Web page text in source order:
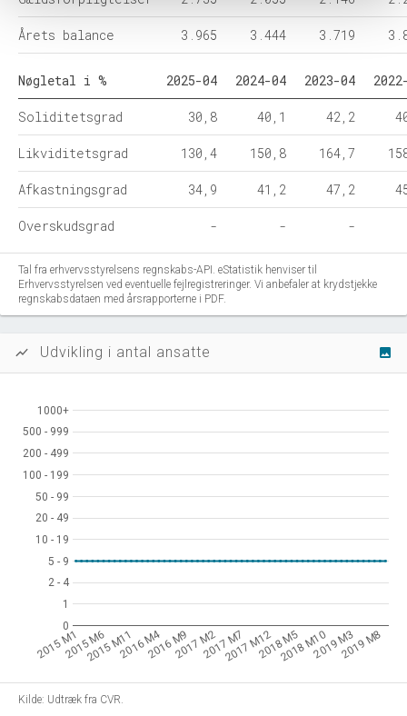
Årets balance 3.965 3.444 3.719
Nøgletal i % 2025-04 2024-04 2023-04
Soliditetsgrad 30,8 40,1 42,2
Likviditetsgrad 130,4 150,8 164,7
Afkastningsgrad 34,9 41,2 47,2
Overskudsgrad - - -
Tal fra erhvervsstyrelsens regnskabs-API. eStatistik henviser til
Erhvervsstyrelsen ved eventuelle fejlregistreringer. Vi anbefaler at krydstjekke
regnskabsdataen med årsrapporterne i PDF.
show_chart Udvikling i antal ansatte image
2015 M12015 M62015 M112016 M42016 M92017 M22017 M72017 M122018 M52018 M102019 M32019 M8
0
0
11
2 - 4
2 - 4
5 - 9
5 - 9
10 - 19
10 - 19
20 - 49
20 - 49
50 - 99
50 - 99
100 - 199
100 - 199
200 - 499
200 - 499
500 - 999
500 - 999
1000+
1000+
Kilde: Udtræk fra CVR.